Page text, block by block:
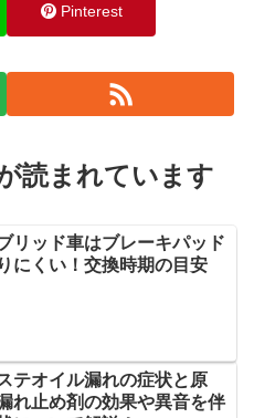
Pinterest
読まれています
リッド車はブレーキパッド
にくい！交換時期の目安
テオイル漏れの症状と原
れ止め剤の効果や異音を伴